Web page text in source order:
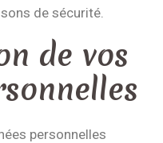
de sécurité.
de vos
personnelles